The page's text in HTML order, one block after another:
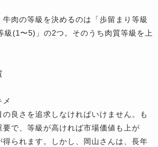
肉の等級を決めるのは「歩留まり等級
級(1〜5)」の2つ。そのうち肉質等級を上
メ
の良さを追求しなければいけません。も
要で、等級が高ければ市場価値も上が
得られます。しかし、岡山さんは、長年